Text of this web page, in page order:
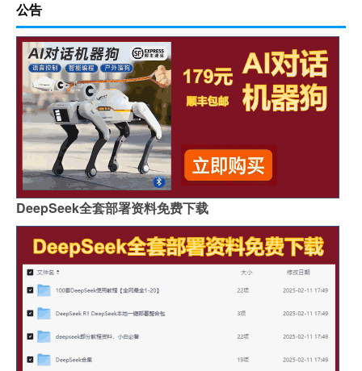
公告
DeepSeek全套部署资料免费下载